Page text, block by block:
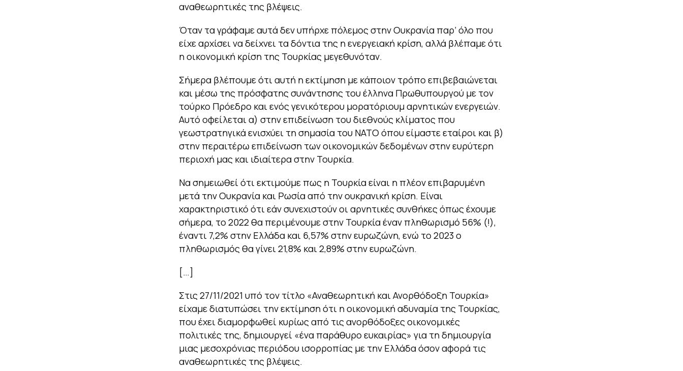
αναθεωρητικές της βλέψεις.
Όταν τα γράφαμε αυτά δεν υπήρχε πόλεμος στην Ουκρανία παρ’ όλο που
είχε αρχίσει να δείχνει τα δόντια της η ενεργειακή κρίση, αλλά βλέπαμε ότι
η οικονομική κρίση της Τουρκίας μεγεθυνόταν.
Σήμερα βλέπουμε ότι αυτή η εκτίμηση με κάποιον τρόπο επιβεβαιώνεται
και μέσω της πρόσφατης συνάντησης του έλληνα Πρωθυπουργού με τον
τούρκο Πρόεδρο και ενός γενικότερου μορατόριουμ αρνητικών ενεργειών.
Αυτό οφείλεται α) στην επιδείνωση του διεθνούς κλίματος που
γεωστρατηγικά ενισχύει τη σημασία του ΝΑΤΟ όπου είμαστε εταίροι και β)
στην περαιτέρω επιδείνωση των οικονομικών δεδομένων στην ευρύτερη
περιοχή μας και ιδιαίτερα στην Τουρκία.
Να σημειωθεί ότι εκτιμούμε πως η Τουρκία είναι η πλέον επιβαρυμένη
μετά την Ουκρανία και Ρωσία από την ουκρανική κρίση. Είναι
χαρακτηριστικό ότι εάν συνεχιστούν οι αρνητικές συνθήκες όπως έχουμε
σήμερα, το 2022 θα περιμένουμε στην Τουρκία έναν πληθωρισμό 56% (!),
έναντι 7,2% στην Ελλάδα και 6,57% στην ευρωζώνη, ενώ το 2023 ο
πληθωρισμός θα γίνει 21,8% και 2,89% στην ευρωζώνη.
[…]
Στις 27/11/2021 υπό τον τίτλο «Αναθεωρητική και Ανορθόδοξη Τουρκία»
είχαμε διατυπώσει την εκτίμηση ότι η οικονομική αδυναμία της Τουρκίας,
που έχει διαμορφωθεί κυρίως από τις ανορθόδοξες οικονομικές
πολιτικές της, δημιουργεί «ένα παράθυρο ευκαιρίας» για τη δημιουργία
μιας μεσοχρόνιας περιόδου ισορροπίας με την Ελλάδα όσον αφορά τις
αναθεωρητικές της βλέψεις.